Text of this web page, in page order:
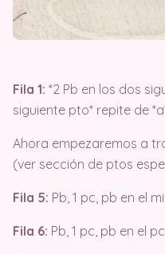
Fila 1: *2 Pb en los dos
siguiente pto* repite de
Ahora empezaremos a
(ver sección de ptos
Fila 5: Pb, 1 pc, pb en el
Fila 6: Pb, 1 pc, pb en el